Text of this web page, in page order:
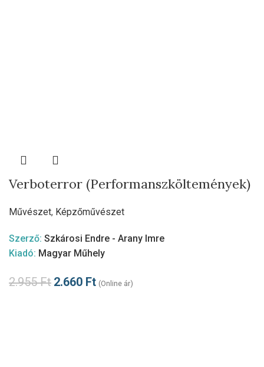
Verboterror (Performanszköltemények)
Művészet, Képzőművészet
Szerző: Szkárosi Endre - Arany Imre
Kiadó: Magyar Műhely
2.955Ft 2.660 Ft (Online ár)